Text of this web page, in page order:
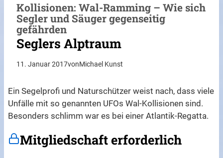
Kollisionen: Wal-Ramming – Wie sich
Segler und Säuger gegenseitig
gefährden
Seglers Alptraum
11. Januar 2017vonMichael Kunst
Ein Segelprofi und Naturschützer weist nach, dass viele
Unfälle mit so genannten UFOs Wal-Kollisionen sind.
Besonders schlimm war es bei einer Atlantik-Regatta.
Mitgliedschaft erforderlich